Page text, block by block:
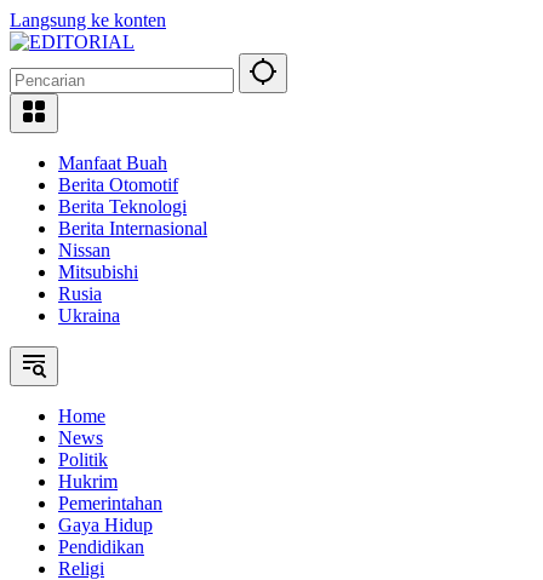
Langsung ke konten
Manfaat Buah
Berita Otomotif
Berita Teknologi
Berita Internasional
Nissan
Mitsubishi
Rusia
Ukraina
Home
News
Politik
Hukrim
Pemerintahan
Gaya Hidup
Pendidikan
Religi